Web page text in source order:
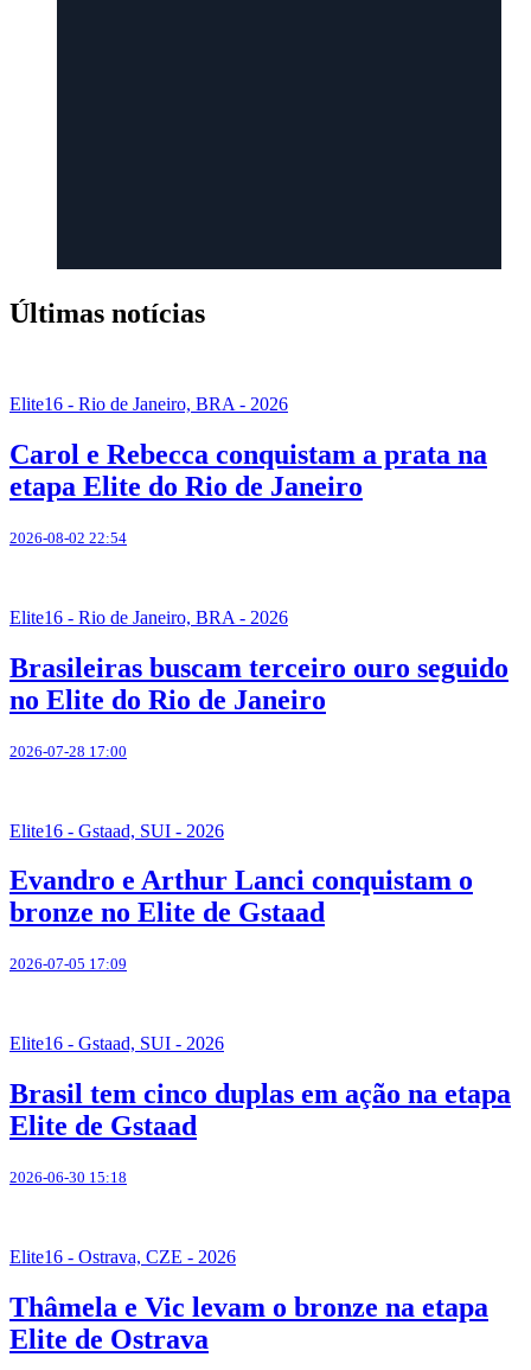
Últimas notícias
Elite16 - Rio de Janeiro, BRA - 2026
Carol e Rebecca conquistam a prata na
etapa Elite do Rio de Janeiro
2026-08-02 22:54
Elite16 - Rio de Janeiro, BRA - 2026
Brasileiras buscam terceiro ouro seguido
no Elite do Rio de Janeiro
2026-07-28 17:00
Elite16 - Gstaad, SUI - 2026
Evandro e Arthur Lanci conquistam o
bronze no Elite de Gstaad
2026-07-05 17:09
Elite16 - Gstaad, SUI - 2026
Brasil tem cinco duplas em ação na etapa
Elite de Gstaad
2026-06-30 15:18
Elite16 - Ostrava, CZE - 2026
Thâmela e Vic levam o bronze na etapa
Elite de Ostrava